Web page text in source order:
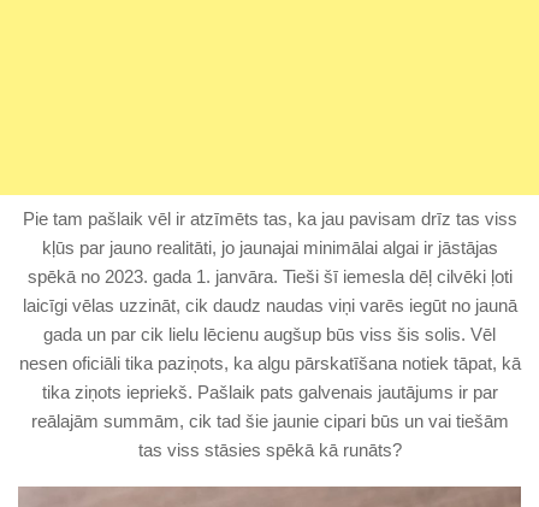
Pie tam pašlaik vēl ir atzīmēts tas, ka jau pavisam drīz tas viss
kļūs par jauno realitāti, jo jaunajai minimālai algai ir jāstājas
spēkā no 2023. gada 1. janvāra. Tieši šī iemesla dēļ cilvēki ļoti
laicīgi vēlas uzzināt, cik daudz naudas viņi varēs iegūt no jaunā
gada un par cik lielu lēcienu augšup būs viss šis solis. Vēl
nesen oficiāli tika paziņots, ka algu pārskatīšana notiek tāpat, kā
tika ziņots iepriekš. Pašlaik pats galvenais jautājums ir par
reālajām summām, cik tad šie jaunie cipari būs un vai tiešām
tas viss stāsies spēkā kā runāts?